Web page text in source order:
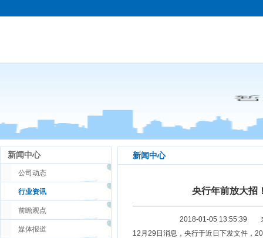
新闻中心
公司动态
行业资讯
前瞻观点
媒体报道
新闻中心
央行年前放大招
2018-01-05 13:55:39
12月29日消息，央行于近日下发文件，